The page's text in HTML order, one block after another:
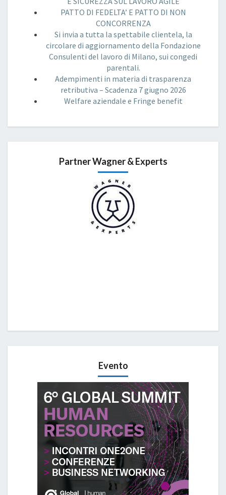
PATTO DI FEDELTA’ E PATTO DI NON
CONCORRENZA
Si invia a tutta la spettabile clientela, la
circolare di aggiornamento della Fondazione
Consulenti del lavoro di Milano, sui congedi
parentali.
Adempimenti in materia di trasparenza
retributiva – Scadenza 7 giugno 2026
Welfare aziendale e Fringe benefit
Partner Wagner & Experts
Evento